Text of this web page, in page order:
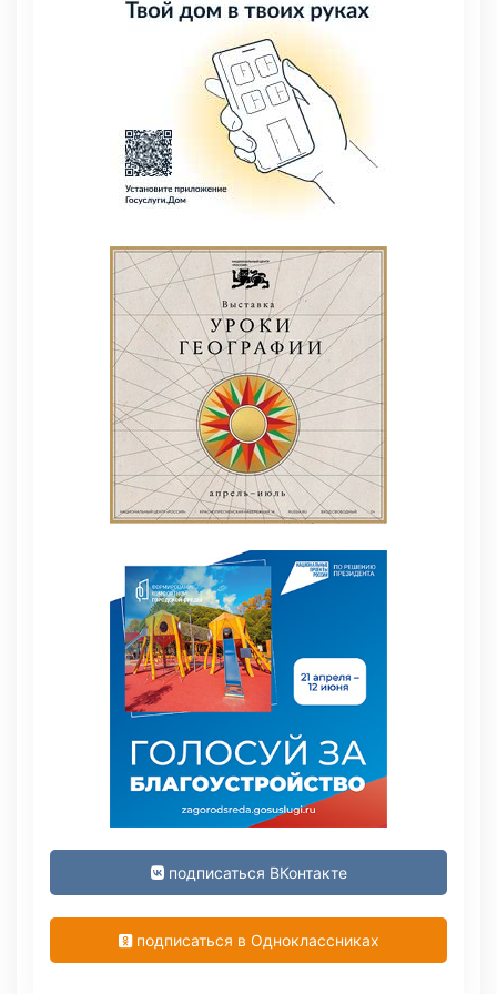
подписаться ВКонтакте
подписаться в Одноклассниках